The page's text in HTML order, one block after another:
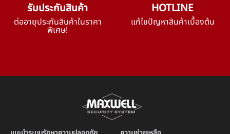
รับประกันสินค้า
ต่ออายุประกันสินค้าในราคา
พิเศษ!
HOTLINE
แก้ไขปัญหาสินค้าเบื้องต้น